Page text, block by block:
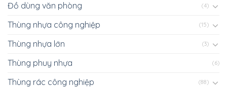
Đồ dùng văn phòng (4)
Thùng nhựa công nghiệp (15)
Thùng nhựa lớn (3)
Thùng phuy nhựa (6)
Thùng rác công nghiệp (88)